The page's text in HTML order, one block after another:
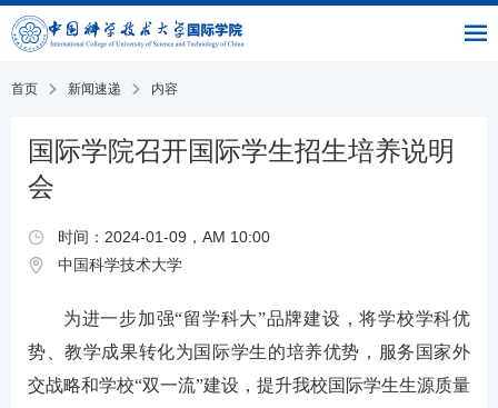
主
页
|
交
|
书
馆
|
接
English
首页 新闻速递 内容
国际学院召开国际学生招生培养说明
会
时间：2024-01-09，AM 10:00
中国科学技术大学
为进一步加强“留学科大”品牌建设，将学校学科优
势、教学成果转化为国际学生的培养优势，服务国家外
交战略和学校“双一流”建设，提升我校国际学生生源质量